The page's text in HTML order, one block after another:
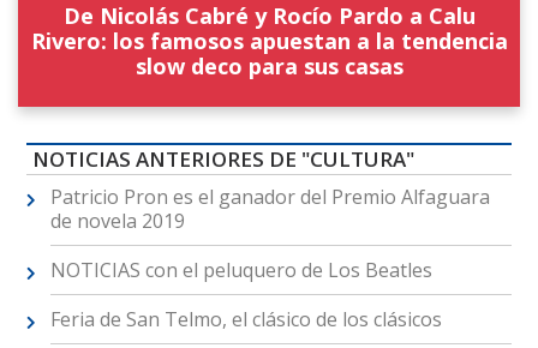
De Nicolás Cabré y Rocío Pardo a Calu
Rivero: los famosos apuestan a la tendencia
slow deco para sus casas
NOTICIAS ANTERIORES DE "CULTURA"
Patricio Pron es el ganador del Premio Alfaguara
de novela 2019
NOTICIAS con el peluquero de Los Beatles
Feria de San Telmo, el clásico de los clásicos